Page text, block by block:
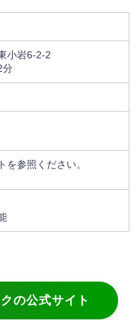
小岩6-2-2
分
を参照ください。
の公式サイト